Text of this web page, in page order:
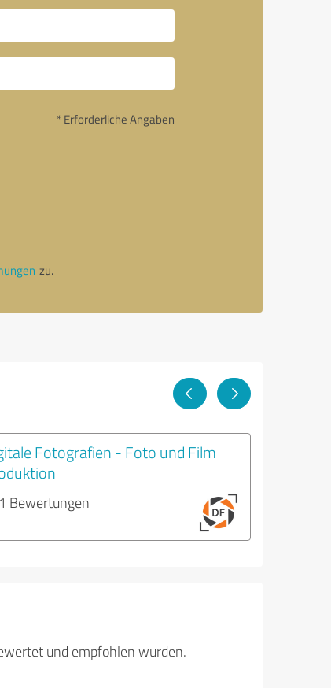
* Erforderliche Angaben
zu.
Fotografien - Foto und Film
Bewertungen
und empfohlen wurden.